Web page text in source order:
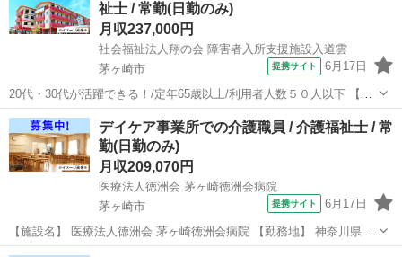
ケ崎駅/香...
祉士 / 常勤(日勤のみ)
月収237,000円
社会福祉法人翔の会 障害者入所支援施設入道雲
茅ヶ崎市
提携サイト 6月17日
20代・30代が活躍できる！/定年65歳以上/利用者人数５０人以下 【施
設名】 社会福祉法人翔の会 障害者入所支援施設入道雲 【勤務地】 神
奈川県 茅ヶ崎市 【アクセス】 香川(神奈川)駅/寒川駅/六会日大前駅
【雇...
神奈川 茅ヶ崎市 介護福祉士
デイケア事業所での介護職員 / 介護福祉士 / 常
勤(日勤のみ)
月収209,070円
医療法人徳洲会 茅ヶ崎徳洲会病院
茅ヶ崎市
提携サイト 6月17日
【施設名】 医療法人徳洲会 茅ヶ崎徳洲会病院 【勤務地】 神奈川県 茅
ヶ崎市 【アクセス】 茅ケ崎駅から徒歩8分 茅ケ崎駅/北茅ケ崎駅/香